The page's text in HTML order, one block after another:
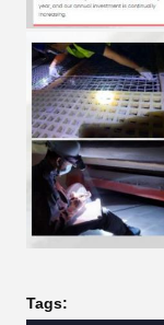
Tags: